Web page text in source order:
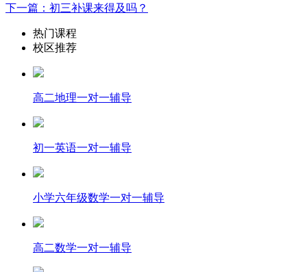
下一篇：初三补课来得及吗？
热门课程
校区推荐
高二地理一对一辅导
初一英语一对一辅导
小学六年级数学一对一辅导
高二数学一对一辅导